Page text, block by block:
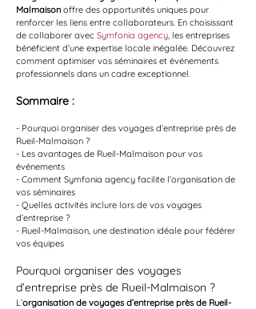
Malmaison offre des opportunités uniques pour
renforcer les liens entre collaborateurs. En choisissant
de collaborer avec Symfonia agency, les entreprises
bénéficient d’une expertise locale inégalée. Découvrez
comment optimiser vos séminaires et événements
professionnels dans un cadre exceptionnel.
Sommaire :
- Pourquoi organiser des voyages d’entreprise près de
Rueil-Malmaison ?
- Les avantages de Rueil-Malmaison pour vos
événements
- Comment Symfonia agency facilite l’organisation de
vos séminaires
- Quelles activités inclure lors de vos voyages
d’entreprise ?
- Rueil-Malmaison, une destination idéale pour fédérer
vos équipes
Pourquoi organiser des voyages
d’entreprise près de Rueil-Malmaison ?
L’organisation de voyages d’entreprise près de Rueil-